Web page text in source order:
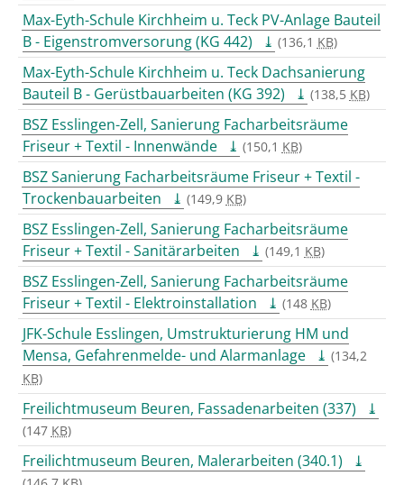
Max-Eyth-Schule Kirchheim u. Teck PV-Anlage Bauteil
B - Eigenstromversorung (KG 442)
(136,1 KB)
Max-Eyth-Schule Kirchheim u. Teck Dachsanierung
Bauteil B - Gerüstbauarbeiten (KG 392)
(138,5 KB)
BSZ Esslingen-Zell, Sanierung Facharbeitsräume
Friseur + Textil - Innenwände
(150,1 KB)
BSZ Sanierung Facharbeitsräume Friseur + Textil -
Trockenbauarbeiten
(149,9 KB)
BSZ Esslingen-Zell, Sanierung Facharbeitsräume
Friseur + Textil - Sanitärarbeiten
(149,1 KB)
BSZ Esslingen-Zell, Sanierung Facharbeitsräume
Friseur + Textil - Elektroinstallation
(148 KB)
JFK-Schule Esslingen, Umstrukturierung HM und
Mensa, Gefahrenmelde- und Alarmanlage
(134,2
KB)
Freilichtmuseum Beuren, Fassadenarbeiten (337)
(147 KB)
Freilichtmuseum Beuren, Malerarbeiten (340.1)